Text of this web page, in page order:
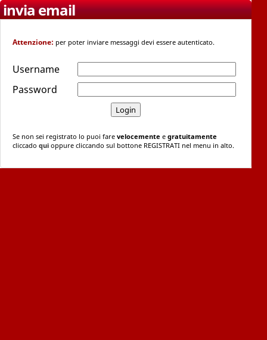
invia email
Attenzione: per poter inviare messaggi devi essere autenticato.
Username
Password
Se non sei registrato lo puoi fare velocemente e gratuitamente
cliccado qui oppure cliccando sul bottone REGISTRATI nel menu in alto.